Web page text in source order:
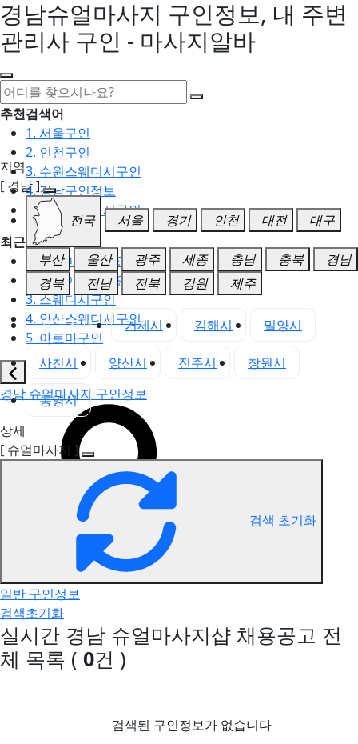
경남슈얼마사지 구인정보, 내 주변
관리사 구인 - 마사지알바
추천검색어
1. 서울구인
2. 인천구인
3. 수원스웨디시구인
4. 강남구인정보
5. 동탄스웨디시구인
최근검색어
1. 일산마사지구인
2. 성남아로마구인
3. 스웨디시구인
4. 안산스웨디시구인
5. 아로마구인
경남 슈얼마사지 구인정보
지역
[ 경남 ]
전국
서울 경기 인천 대전 대구
부산 울산 광주 세종 충남 충북
경남
경북
전남 전북 강원 제주
경남 전체 거제시 김해시 밀양시
사천시 양산시 진주시 창원시
통영시
상세
[ 슈얼마사지 ]
검색 초기화
일반 구인정보
검색초기화
실시간 경남 슈얼마사지샵 채용공고 전
체 목록 ( 0건 )
검색된 구인정보가 없습니다